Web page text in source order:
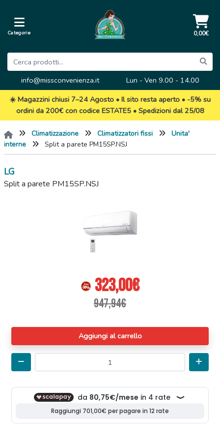
Categorie 0,00€
info@missconvenienza.it
Lun - Ven 9.00 - 14.00
☀️ Magazzini chiusi 7–24 Agosto • Il sito resta aperto • -5% su
ordini da 200€ con codice ESTATE5 • Spedizioni dal 25/08
Climatizzazione Climatizzatori fissi
Unita'
interne
Split a parete PM15SP.NSJ
LG
Split a parete PM15SP.NSJ
323,00€
947,94€
Aggiungi al carrello